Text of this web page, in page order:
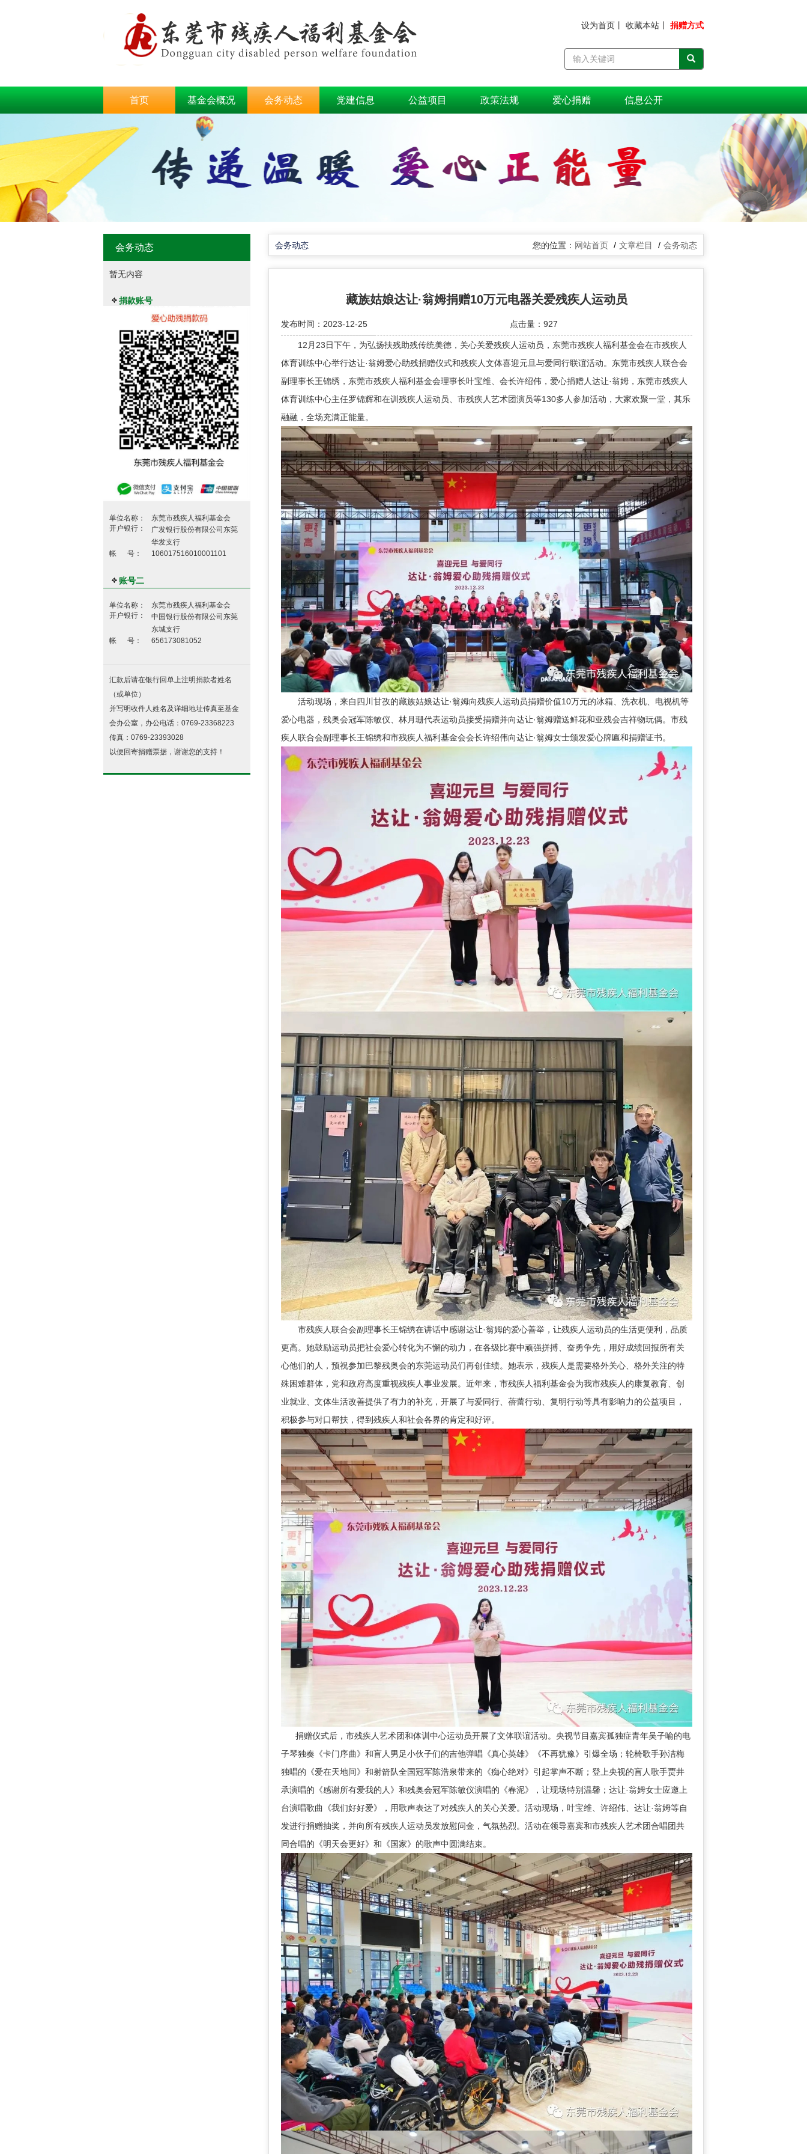
设为首页 收藏本站 捐赠方式
首页 基金会概况 会务动态 党建信息 公益项目 政策法规 爱心捐赠 信息公开
会务动态
暂无内容
捐款账号
单位名称：
东莞市残疾人福利基金会
开户银行：
广发银行股份有限公司东莞
华发支行
帐 号：
106017516010001101
账号二
单位名称：
东莞市残疾人福利基金会
开户银行：
中国银行股份有限公司东莞
东城支行
帐 号：
656173081052
汇款后请在银行回单上注明捐款者姓名
（或单位）
并写明收件人姓名及详细地址传真至基金
会办公室，办公电话：0769-23368223
传真：0769-23393028
以便回寄捐赠票据，谢谢您的支持！
会务动态 网站首页 文章栏目 会务动态
藏族姑娘达让·翁姆捐赠10万元电器关爱残疾人运动员
发布时间：2023-12-25 点击量：927
12月23日下午，为弘扬扶残助残传统美德，关心关爱残疾人运动员，东莞市残疾人福利基金会在市残疾人
体育训练中心举行达让·翁姆爱心助残捐赠仪式和残疾人文体喜迎元旦与爱同行联谊活动。东莞市残疾人联合会
副理事长王锦绣，东莞市残疾人福利基金会理事长叶宝维、会长许绍伟，爱心捐赠人达让·翁姆，东莞市残疾人
体育训练中心主任罗锦辉和在训残疾人运动员、市残疾人艺术团演员等130多人参加活动，大家欢聚一堂，其乐
融融，全场充满正能量。
活动现场，来自四川甘孜的藏族姑娘达让·翁姆向残疾人运动员捐赠价值10万元的冰箱、洗衣机、电视机等
爱心电器，残奥会冠军陈敏仪、林月珊代表运动员接受捐赠并向达让·翁姆赠送鲜花和亚残会吉祥物玩偶。市残
疾人联合会副理事长王锦绣和市残疾人福利基金会会长许绍伟向达让·翁姆女士颁发爱心牌匾和捐赠证书。
市残疾人联合会副理事长王锦绣在讲话中感谢达让·翁姆的爱心善举，让残疾人运动员的生活更便利，品质
更高。她鼓励运动员把社会爱心转化为不懈的动力，在各级比赛中顽强拼搏、奋勇争先，用好成绩回报所有关
心他们的人，预祝参加巴黎残奥会的东莞运动员们再创佳绩。她表示，残疾人是需要格外关心、格外关注的特
殊困难群体，党和政府高度重视残疾人事业发展。近年来，市残疾人福利基金会为我市残疾人的康复教育、创
业就业、文体生活改善提供了有力的补充，开展了与爱同行、蓓蕾行动、复明行动等具有影响力的公益项目，
积极参与对口帮扶，得到残疾人和社会各界的肯定和好评。
捐赠仪式后，市残疾人艺术团和体训中心运动员开展了文体联谊活动。央视节目嘉宾孤独症青年吴子喻的电
子琴独奏《卡门序曲》和盲人男足小伙子们的吉他弹唱《真心英雄》《不再犹豫》引爆全场；轮椅歌手孙洁梅
独唱的《爱在天地间》和射箭队全国冠军陈浩泉带来的《痴心绝对》引起掌声不断；登上央视的盲人歌手贾井
承演唱的《感谢所有爱我的人》和残奥会冠军陈敏仪演唱的《春泥》，让现场特别温馨；达让·翁姆女士应邀上
台演唱歌曲《我们好好爱》，用歌声表达了对残疾人的关心关爱。活动现场，叶宝维、许绍伟、达让·翁姆等自
发进行捐赠抽奖，并向所有残疾人运动员发放慰问金，气氛热烈。活动在领导嘉宾和市残疾人艺术团合唱团共
同合唱的《明天会更好》和《国家》的歌声中圆满结束。